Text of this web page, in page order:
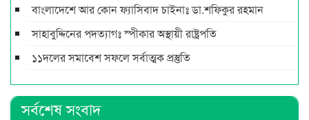
বাংলাদেশে আর কোন ফ্যাসিবাদ চাইনাঃ ডা.শফিকুর রহমান
সাহাবুদ্দিনের পদত্যাগঃ স্পীকার অস্থায়ী রাষ্ট্রপতি
১১দলের সমাবেশ সফলে সর্বাত্মক প্রস্তুতি
সর্বশেষ সংবাদ